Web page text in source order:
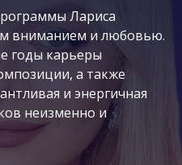
Лариса
вниманием и любовью.
годы карьеры
а также
и энергичная
неизменно и